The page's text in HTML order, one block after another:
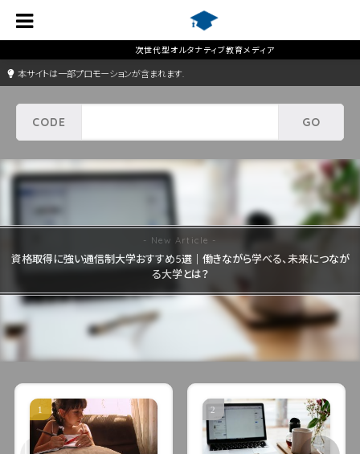
本サイトは一部プロモーションが含まれます.
資格取得に強い通信制大学おすすめ5選｜働きながら学べる、未来につなが
る大学とは？